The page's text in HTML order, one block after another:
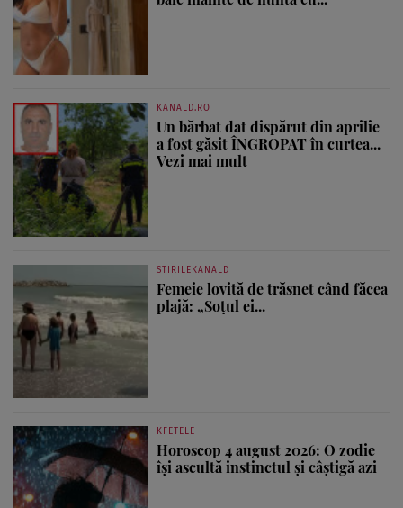
KANALD.RO
Un bărbat dat dispărut din aprilie
a fost găsit ÎNGROPAT în curtea...
Vezi mai mult
STIRILEKANALD
Femeie lovită de trăsnet când făcea
plajă: „Soțul ei...
KFETELE
Horoscop 4 august 2026: O zodie
își ascultă instinctul și câștigă azi